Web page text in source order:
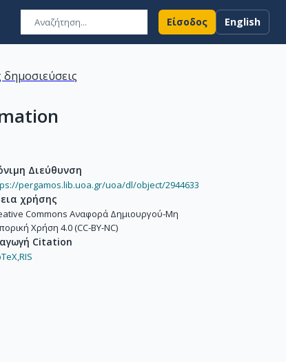
Είσοδος English
δημοσιεύσεις
Διεύθυνση
pergamos.lib.uoa.gr/uoa/dl/object/2944633
χρήσης
Commons Αναφορά Δημιουργού-Μη
Χρήση 4.0 (CC-BY-NC)
Citation
RIS